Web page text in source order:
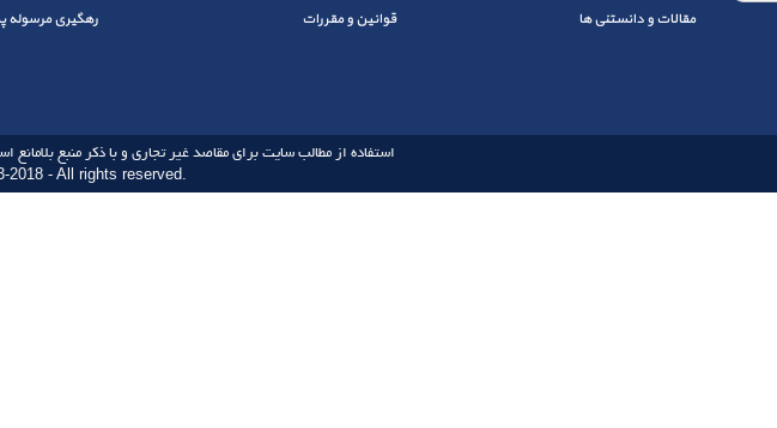
مقالات و دانستنی ها
قوانین و مقررات
رهگیری مرسوله
استفاده از مطالب سایت برای مقاصد غیر تجاری و با ذکر منبع
2018 - All rights reserved.